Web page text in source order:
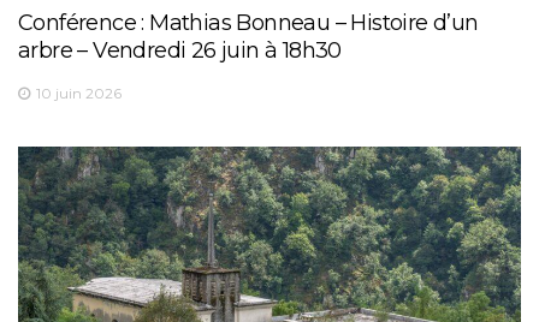
Conférence : Mathias Bonneau – Histoire d’un
arbre – Vendredi 26 juin à 18h30
10 juin 2026